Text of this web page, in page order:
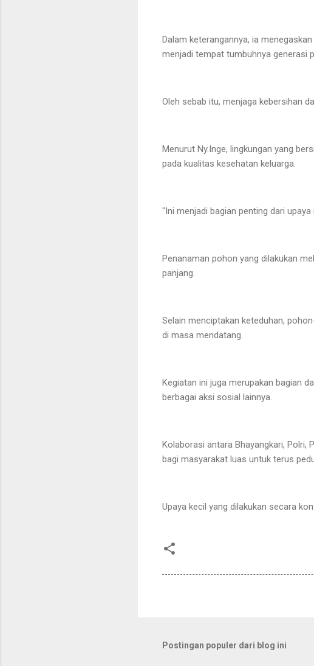
Dalam keterangannya, ia
menjadi tempat tumbuhnya generasi
Oleh sebab itu, menjaga kebersihan
Menurut Ny.Inge, lingkungan yang
pada kualitas kesehatan keluarga.
"Ini menjadi bagian penting dari
Penanaman pohon yang dilakukan
panjang.
Selain menciptakan keteduhan,
di masa mendatang.
Kegiatan ini juga merupakan bagian
berbagai aksi sosial lainnya.
Kolaborasi antara Bhayangkari, Polri,
bagi masyarakat luas untuk terus
Upaya kecil yang dilakukan secara
Postingan populer dari blog ini